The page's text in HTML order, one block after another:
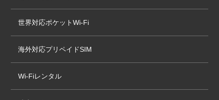
世界対応ポケットWi-Fi
海外対応プリペイドSIM
Wi-Fiレンタル